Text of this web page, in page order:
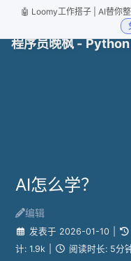
🤖 Loomy工作搭子 | AI替你
程序员晚枫 -
AI怎么学？
编辑
发表于 2026-01-10
计: 1.9k 阅读时长: 5分